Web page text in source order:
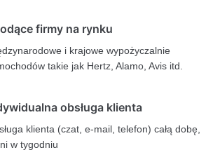
firmy na rynku
i krajowe wypożyczalnie
takie jak Hertz, Alamo, Avis itd.
obsługa klienta
klienta (czat, e-mail, telefon) całą dobę,
w tygodniu